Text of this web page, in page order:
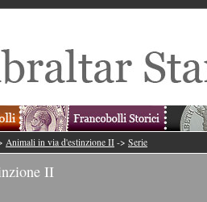
Animali in via d'estinzione II -> Serie
II